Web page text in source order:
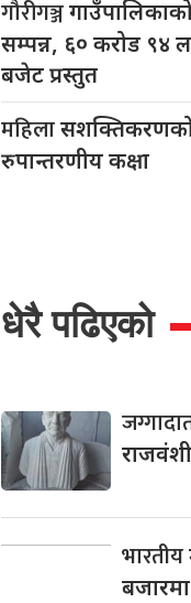
गौरीगञ्ज
सम्पन्न, ६० करोड ९४
बजेट प्रस्तुत
महिला
रुपान्तरणीय कक्षा
धेरै पढिएको
भारतीय